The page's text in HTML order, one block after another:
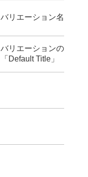
バリエーション名(例：
バリエーションの内容(
「Default Title」